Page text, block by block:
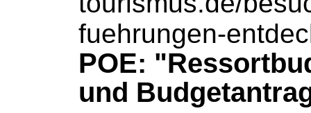
fuehrungen-
POE:
und